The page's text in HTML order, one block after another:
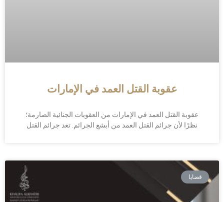
عقوبة القتل العمد في الإمارات
عقوبة القتل العمد في الإمارات من العقوبات الجنائية الصارمة؛
نظرًا لأن جرائم القتل العمد من أبشع الجرائم. تعد جرائم القتل
قضايا